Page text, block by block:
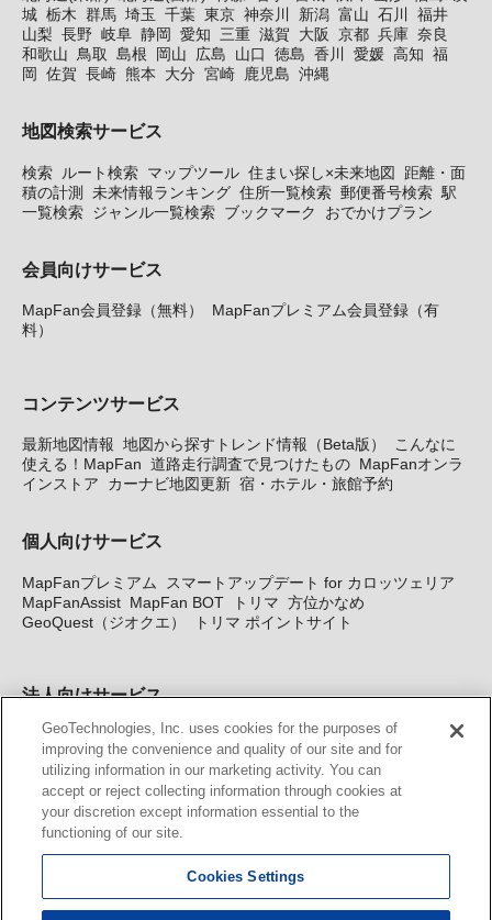
城 栃木 群馬 埼玉 千葉 東京 神奈川 新潟 富山 石川
福井
山梨 長野 岐阜 静岡 愛知 三重 滋賀 大阪 京都 兵庫 奈良
和歌山
鳥取 島根 岡山 広島 山口 徳島 香川 愛媛 高知 福
岡
佐賀 長崎 熊本 大分 宮崎 鹿児島 沖縄
地図検索サービス
検索 ルート検索 マップツール 住まい探し×未来地図
距離・面
積の計測 未来情報ランキング 住所一覧検索 郵便番号検索 駅
一覧検索 ジャンル一覧検索 ブックマーク おでかけプラン
会員向けサービス
MapFan会員登録（無料）
MapFanプレミアム会員登録（有
料）
コンテンツサービス
最新地図情報 地図から探すトレンド情報（Beta版）
こんなに
使える！MapFan 道路走行調査で見つけたもの MapFanオンラ
インストア
カーナビ地図更新 宿・ホテル・旅館予約
個人向けサービス
MapFanプレミアム
スマートアップデート for カロッツェリア
MapFanAssist MapFan BOT トリマ 方位かなめ
GeoQuest（ジオクエ）
トリマ ポイントサイト
法人向けサービス
法人向け地図・位置情報サービス WEBサイト・システム向け地
図API Windows PC向け地図開発キット MapFan DB 住所確認
サービス
MAP WORLD+ トリマ広告 Geo-Research
カーナビ地図更新サービス
MapFan スマートメンバーズ カロッツェリア地図割プラス
KENWOOD MapFan Club
GeoTechnologies, Inc. uses cookies for the purposes of
improving the convenience and quality of our site and for
utilizing information in our marketing activity. You can
accept or reject collecting information through cookies at
your discretion except information essential to the
functioning of our site.
Cookies Settings